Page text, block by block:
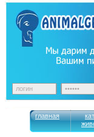
главная